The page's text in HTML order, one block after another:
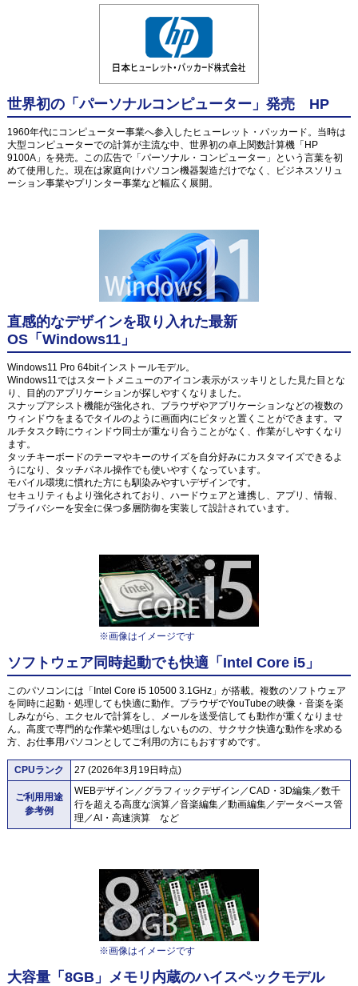
世界初の「パーソナルコンピューター」発売 HP
1960年代にコンピューター事業へ参入したヒューレット・パッカード。当時は
大型コンピューターでの計算が主流な中、世界初の卓上関数計算機「HP
9100A」を発売。この広告で「パーソナル・コンピューター」という言葉を初
めて使用した。現在は家庭向けパソコン機器製造だけでなく、ビジネスソリュ
ーション事業やプリンター事業など幅広く展開。
直感的なデザインを取り入れた最新
OS「Windows11」
Windows11 Pro 64bitインストールモデル。
Windows11ではスタートメニューのアイコン表示がスッキリとした見た目とな
り、目的のアプリケーションが探しやすくなりました。
スナップアシスト機能が強化され、ブラウザやアプリケーションなどの複数の
ウィンドウをまるでタイルのように画面内にピタッと置くことができます。マ
ルチタスク時にウィンドウ同士が重なり合うことがなく、作業がしやすくなり
ます。
タッチキーボードのテーマやキーのサイズを自分好みにカスタマイズできるよ
うになり、タッチパネル操作でも使いやすくなっています。
モバイル環境に慣れた方にも馴染みやすいデザインです。
セキュリティもより強化されており、ハードウェアと連携し、アプリ、情報、
プライバシーを安全に保つ多層防御を実装して設計されています。
※画像はイメージです
ソフトウェア同時起動でも快適「Intel Core i5」
このパソコンには「Intel Core i5 10500 3.1GHz」が搭載。複数のソフトウェア
を同時に起動・処理しても快適に動作。ブラウザでYouTubeの映像・音楽を楽
しみながら、エクセルで計算をし、メールを送受信しても動作が重くなりませ
ん。高度で専門的な作業や処理はしないものの、サクサク快適な動作を求める
方、お仕事用パソコンとしてご利用の方にもおすすめです。
CPUランク 27 (2026年3月19日時点)
ご利用用途
参考例
WEBデザイン／グラフィックデザイン／CAD・3D編集／数千
行を超える高度な演算／音楽編集／動画編集／データベース管
理／AI・高速演算 など
※画像はイメージです
大容量「8GB」メモリ内蔵のハイスペックモデル